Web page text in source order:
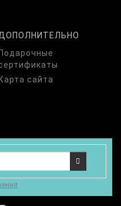
Подарочные
Карта сайта